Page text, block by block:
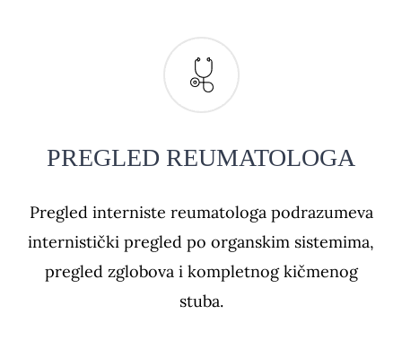
PREGLED REUMATOLOGA
Pregled interniste reumatologa podrazumeva
internistički pregled po organskim sistemima,
pregled zglobova i kompletnog kičmenog
stuba.